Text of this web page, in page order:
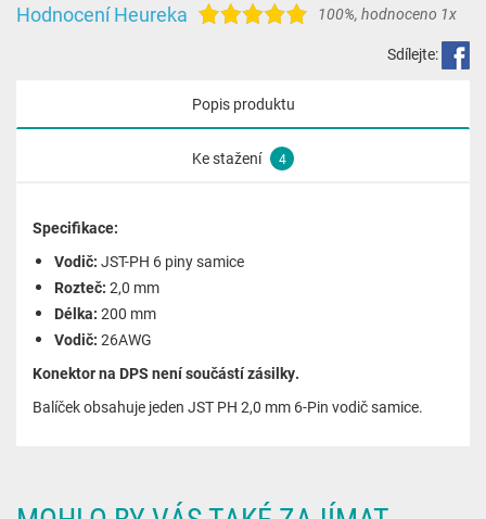
Hodnocení Heureka 100%, hodnoceno 1x
Sdílejte:
Popis produktu
Ke stažení 4
Specifikace:
Vodič: JST-PH 6 piny samice
Rozteč: 2,0 mm
Délka: 200 mm
Vodič: 26AWG
Konektor na DPS není součástí zásilky.
Balíček obsahuje jeden JST PH 2,0 mm 6-Pin vodič samice.